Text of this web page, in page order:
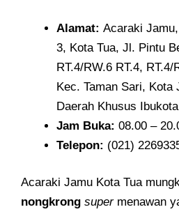
Alamat: Acaraki
3, Kota Tua, Jl. Pintu
RT.4/RW.6 RT.4,
Kec. Taman Sari, Kota
Daerah Khusus
Jam Buka: 08.00 –
Telepon: (021)
Acaraki Jamu Kota Tua
nongkrong supermenawan